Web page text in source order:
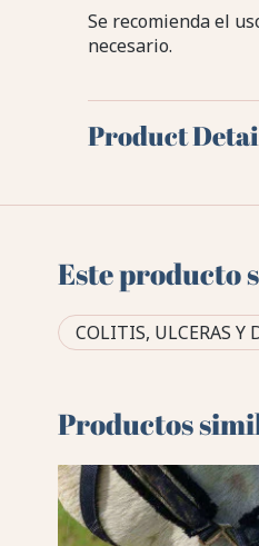
Se recomienda el
necesario.
Product
Este producto
COLITIS, ULCERAS Y
Productos